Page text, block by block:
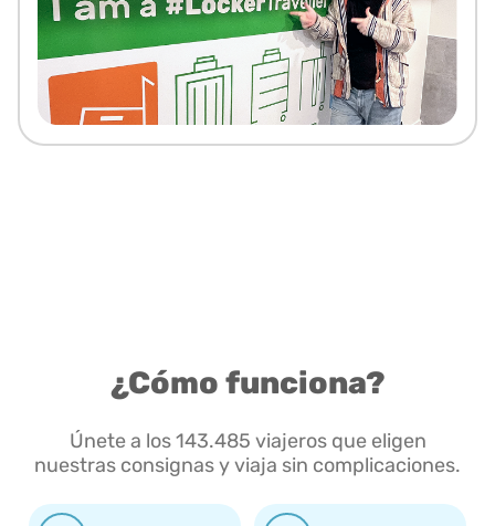
¿Cómo funciona?
Únete a los 143.485 viajeros que eligen
nuestras consignas y viaja sin complicaciones.